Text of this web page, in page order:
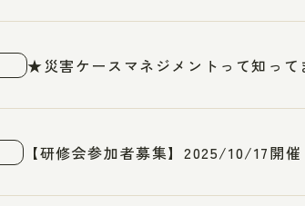
★災害ケースマネジメントって知って
【研修会参加者募集】2025/10/17開